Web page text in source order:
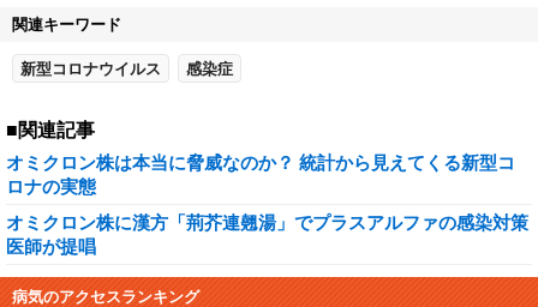
関連キーワード
新型コロナウイルス 感染症
■関連記事
オミクロン株は本当に脅威なのか？ 統計から見えてくる新型コ
ロナの実態
オミクロン株に漢方「荊芥連翹湯」でプラスアルファの感染対策
医師が提唱
病気のアクセスランキング